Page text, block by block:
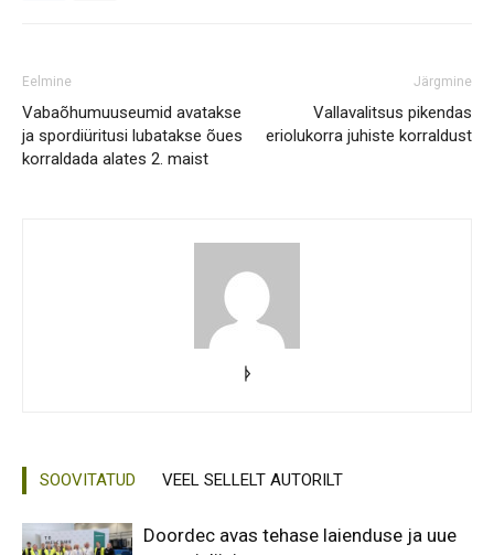
Eelmine
Vabaõhumuuseumid avatakse
ja spordiüritusi lubatakse õues
korraldada alates 2. maist
Järgmine
Vallavalitsus pikendas
eriolukorra juhiste korraldust
ᚦ
SOOVITATUD VEEL SELLELT AUTORILT
Doordec avas tehase laienduse ja uue